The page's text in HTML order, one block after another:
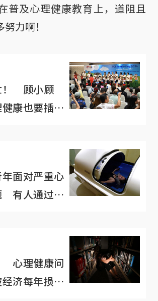
普及心理健康教育上，道阻且
力啊！
！ 顾小顾
康也要插一
面对严重心
有人通过漂
心理健康问
济每年损失